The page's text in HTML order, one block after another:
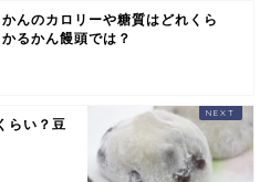
んのカロリーや糖質はどれくら
るかん饅頭では？
らい？豆